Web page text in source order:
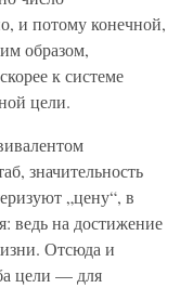
и потому конечной,
образом,
к системе
цели.
значительность
„цену“, в
ведь на достижение
Отсюда и
цели — для